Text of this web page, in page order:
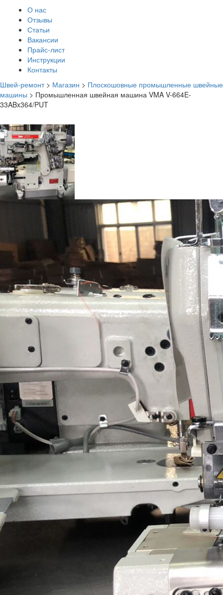
О нас
Отзывы
Статьи
Вакансии
Прайс-лист
Инструкции
Контакты
Швей-ремонт> Магазин > Плоскошовные промышленные швейные
машины > Промышленная швейная машина VMA V-664E-
33ABx364/PUT